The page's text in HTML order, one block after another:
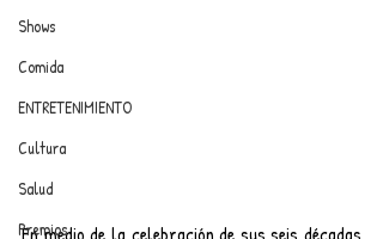
dinamicaseltrendytop@gmail.com
Shows
Comida
ENTRETENIMIENTO
Cultura
Salud
Premios